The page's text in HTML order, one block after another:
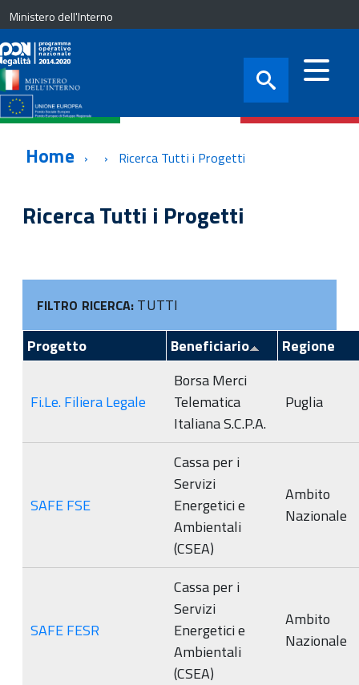
Ministero dell'Interno
Home Ricerca Tutti i Progetti
Ricerca Tutti i Progetti
FILTRO RICERCA: TUTTI
Progetto
Beneficiario Regione
Fi.Le. Filiera Legale
Borsa Merci
Telematica
Italiana S.C.P.A.
Puglia
SAFE FSE
Cassa per i
Servizi
Energetici e
Ambientali
(CSEA)
Ambito
Nazionale
SAFE FESR
Cassa per i
Servizi
Energetici e
Ambientali
(CSEA)
Ambito
Nazionale